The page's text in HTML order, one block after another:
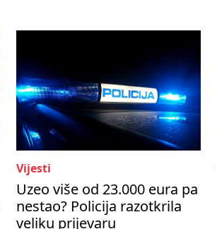
Vijesti
Uzeo više od 23.000 eura pa
nestao? Policija razotkrila
veliku prijevaru